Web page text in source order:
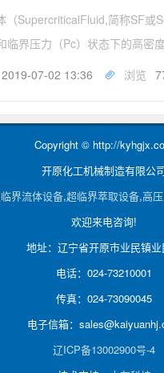
（SupercriticalFluid,简称SF或
临界压力（Pc）状态下的高密
液体的双重特性，其粘度与气体
2019-07-02 13:36 浏览
Copyright © http://
开原化工机械制造有限公
界流体设备,超临界萃取设备,高
欢迎来电咨询!
地址：辽宁省开原市业民镇
电话：024-73210001
传真：024-73090045
电子信箱：
辽ICP备13002900号-4